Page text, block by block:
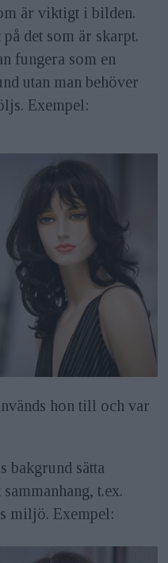
är viktigt i bilden.
det som är skarpt.
fungera som en
utan man behöver
Exempel:
hon till och var
bakgrund sätta
t.ex.
miljö. Exempel: